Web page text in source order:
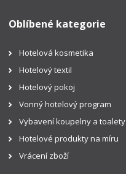
Oblíbené kategorie
Hotelová kosmetika
Hotelový textil
Hotelový pokoj
Vonný hotelový program
Vybavení koupelny a toalety
Hotelové produkty na míru
Vrácení zboží